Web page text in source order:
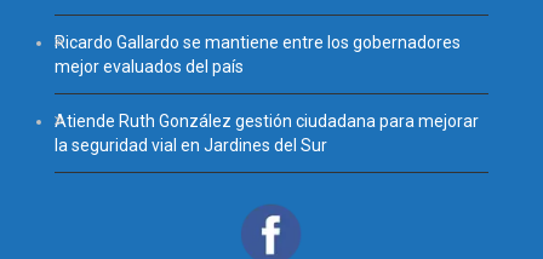
Ricardo Gallardo se mantiene entre los gobernadores
mejor evaluados del país
Atiende Ruth González gestión ciudadana para mejorar
la seguridad vial en Jardines del Sur